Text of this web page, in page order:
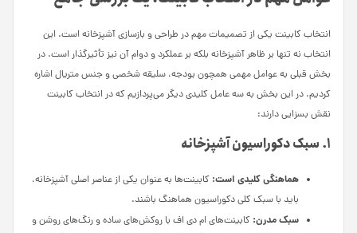
انتخاب کابینت یکی از تصمیمات مهم در طراحی و بازسازی آشپزخانه است. این
انتخاب نه تنها بر ظاهر آشپزخانه بلکه بر عملکرد و دوام آن نیز تأثیرگذار است. در
بخش قبلی به عوامل مهمی همچون بودجه، سلیقه شخصی و جنس متریال اشاره
کردیم. در این بخش به سه عامل کلیدی دیگر می‌پردازیم که در انتخاب کابینت
نقش بسزایی دارند:
1. سبک دکوراسیون آشپزخانه
هماهنگی کلیدی است: کابینت‌ها به عنوان یکی از عناصر اصلی آشپزخانه،
باید با سبک کلی دکوراسیون هماهنگ باشند.
سبک مدرن: کابینت‌های ام دی اف با روکش‌های ساده و رنگ‌های روشن و